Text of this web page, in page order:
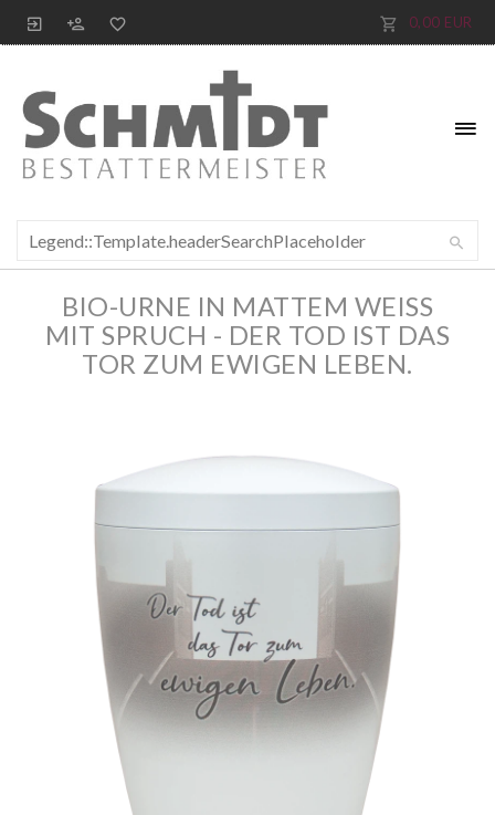
0,00 EUR
BIO-URNE IN MATTEM WEISS
MIT SPRUCH - DER TOD IST DAS
TOR ZUM EWIGEN LEBEN.